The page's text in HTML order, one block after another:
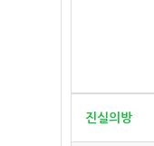
진실의방